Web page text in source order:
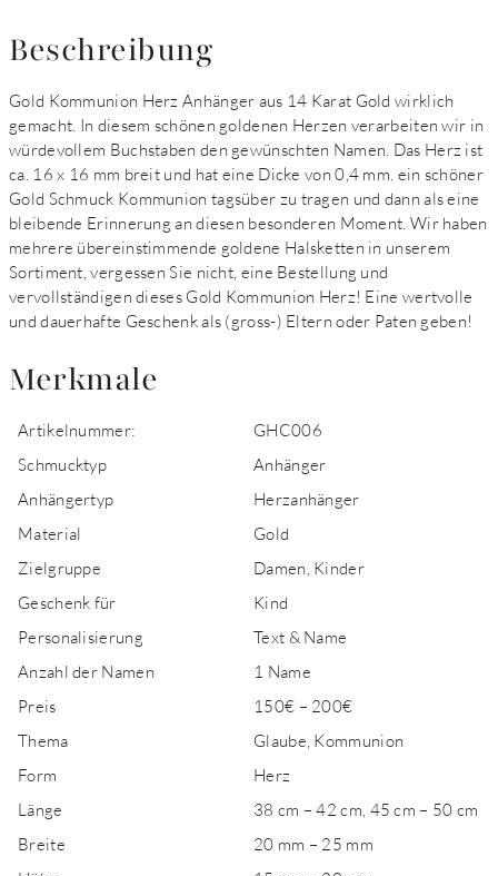
Beschreibung
Gold Kommunion Herz Anhänger aus 14 Karat Gold wirklich
gemacht. In diesem schönen goldenen Herzen verarbeiten wir in
würdevollem Buchstaben den gewünschten Namen. Das Herz ist
ca. 16 x 16 mm breit und hat eine Dicke von 0,4 mm. ein schöner
Gold Schmuck Kommunion tagsüber zu tragen und dann als eine
bleibende Erinnerung an diesen besonderen Moment. Wir haben
mehrere übereinstimmende goldene Halsketten in unserem
Sortiment, vergessen Sie nicht, eine Bestellung und
vervollständigen dieses Gold Kommunion Herz! Eine wertvolle
und dauerhafte Geschenk als (gross-) Eltern oder Paten geben!
Merkmale
Artikelnummer:
GHC006
Schmucktyp
Anhänger
Anhängertyp
Herzanhänger
Material
Gold
Zielgruppe
Damen, Kinder
Geschenk für
Kind
Personalisierung
Text & Name
Anzahl der Namen
1 Name
Preis
150€ – 200€
Thema
Glaube, Kommunion
Form
Herz
Länge
38 cm – 42 cm, 45 cm – 50 cm
Breite
20 mm – 25 mm